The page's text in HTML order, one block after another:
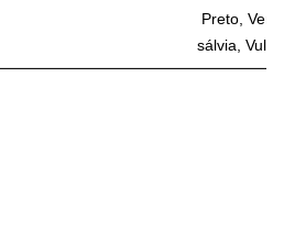
Preto,
sálvia,